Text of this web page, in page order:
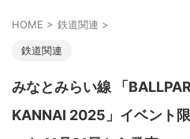
HOME > 鉄道関連 >
鉄道関連
みなとみらい線 「
KANNAI 2025」イベント